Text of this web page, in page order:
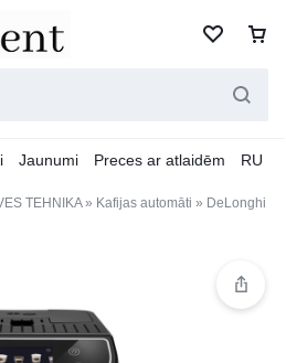
Jaunumi Preces ar atlaidēm RU
TEHNIKA» Kafijas automāti » DeLonghi